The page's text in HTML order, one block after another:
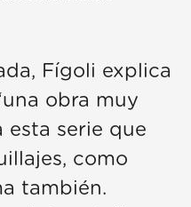
Fígoli explica
obra muy
esta serie que
como
también.